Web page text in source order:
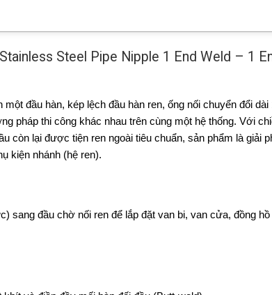
Steel Pipe Nipple 1 End Weld – 1
một đầu hàn, kép lệch đầu hàn ren, ống nối chuyển đổi
pháp thi công khác nhau trên cùng một hệ thống. Với
còn lại được tiện ren ngoài tiêu chuẩn, sản phẩm là giải
kiện nhánh (hệ ren).
sang đầu chờ nối ren để lắp đặt van bi, van cửa, đồng hồ